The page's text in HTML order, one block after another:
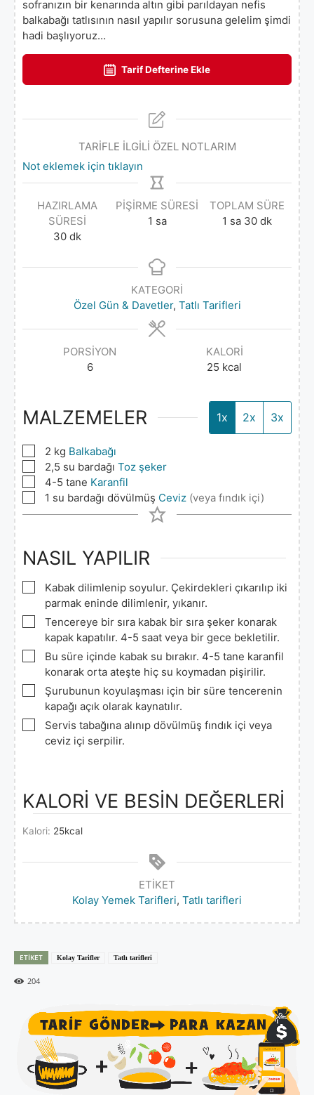
sofranızın bir kenarında altın gibi parıldayan nefis
balkabağı tatlısının nasıl yapılır sorusuna gelelim şimdi
hadi başlıyoruz…
Tarif Defterine Ekle
TARİFLE İLGİLİ ÖZEL NOTLARIM
Not eklemek için tıklayın
HAZIRLAMA
SÜRESI
30 dk
PIŞIRME SÜRESI
1 sa
TOPLAM SÜRE
1 sa 30 dk
KATEGORI
Özel Gün & Davetler, Tatlı Tarifleri
PORSIYON
6
KALORI
25 kcal
MALZEMELER 1x 2x 3x
▢
2 kg Balkabağı
▢
2,5 su bardağı Toz şeker
▢
4-5 tane Karanfil
▢1 su bardağı dövülmüş Ceviz (veya fındık içi)
NASIL YAPILIR
▢
Kabak dilimlenip soyulur. Çekirdekleri çıkarılıp iki
parmak eninde dilimlenir, yıkanır.
▢
Tencereye bir sıra kabak bir sıra şeker konarak
kapak kapatılır. 4-5 saat veya bir gece bekletilir.
▢
Bu süre içinde kabak su bırakır. 4-5 tane karanfil
konarak orta ateşte hiç su koymadan pişirilir.
▢
Şurubunun koyulaşması için bir süre tencerenin
kapağı açık olarak kaynatılır.
▢
Servis tabağına alınıp dövülmüş fındık içi veya
ceviz içi serpilir.
KALORİ VE BESİN DEĞERLERİ
Kalori: 25kcal
ETIKET
Kolay Yemek Tarifleri, Tatlı tarifleri
ETIKET Kolay Tarifler Tatlı tarifleri
204